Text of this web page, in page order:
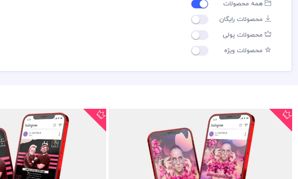
همه محصولات
محصولات رایگان
محصولات پولی
محصولات ویژه